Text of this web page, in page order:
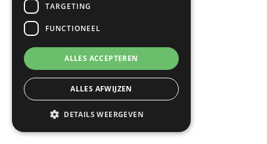
TARGETING
FUNCTIONEEL
ALLES ACCEPTEREN
ALLES AFWIJZEN
DETAILS WEERGEVEN